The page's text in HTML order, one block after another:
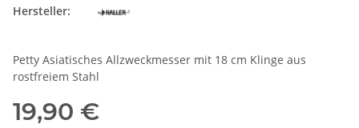
Hersteller:
Petty Asiatisches Allzweckmesser mit 18 cm Klinge aus
rostfreiem Stahl
19,90 €